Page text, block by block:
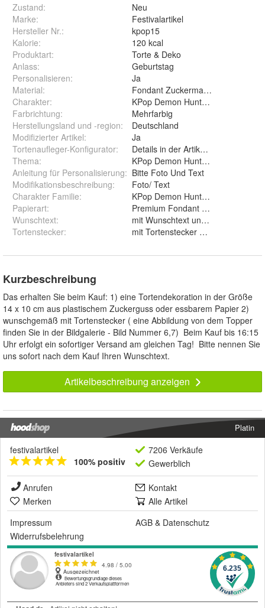
Zustand:
Neu
Marke:
Festivalartikel
Hersteller Nr.:
kpop15
Kalorie:
120 kcal
Produktart:
Torte & Deko
Anlass:
Geburtstag
Personalisieren:
Ja
Material:
Fondant Zuckermasse Oblate
Charakter:
KPop Demon Hunters Huntr/x
Farbrichtung:
Mehrfarbig
Herstellungsland und -region:
Deutschland
Modifizierter Artikel:
Ja
Tortenaufleger-Konfigurator:
Details in der Artikelbeschreibung
Thema:
KPop Demon Hunters,Saja
Anleitung für Personalisierung: Bitte Foto Und Text
Modifikationsbeschreibung:
Foto/ Text
Charakter Familie:
KPop Demon Hunters+Saja
Papierart:
Wunschtext:
mit Wunschtext und ohne
Tortenstecker:
Kurzbeschreibung
Das erhalten Sie beim Kauf: 1) eine Tortendekoration in der Größe
14 x 10 cm aus plastischem Zuckerguss oder essbarem Papier 2)
wunschgemäß mit Tortenstecker ( eine Abbildung von dem Topper
finden Sie in der Bildgalerie - Bild Nummer 6,7) Beim Kauf bis 16:15
Uhr erfolgt ein sofortiger Versand am gleichen Tag! Bitte nennen Sie
uns sofort nach dem Kauf Ihren Wunschtext.
Artikelbeschreibung anzeigen
Platin
festivalartikel
100% positiv
7206 Verkäufe
Gewerblich
Anrufen
Kontakt
Merken
Alle Artikel
Impressum
AGB & Datenschutz
Widerrufsbelehrung